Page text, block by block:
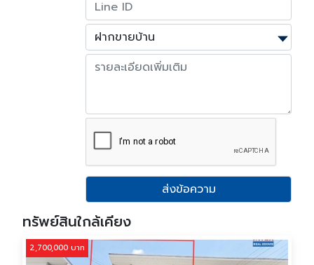
ส่งข้อความ
ทรัพย์สินใกล้เคียง
2,700,000 บาท